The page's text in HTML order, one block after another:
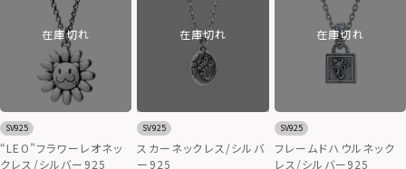
在庫切れ
SV925
“LEO”フラワーレオネッ
クレス/シルバー925
在庫切れ
SV925
スカーネックレス/シルバ
ー925
在庫切れ
SV925
フレームドハウルネック
レス/シルバー925